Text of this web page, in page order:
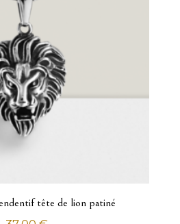
- Perles de culture
Or
zodiaques
tête de lion patiné